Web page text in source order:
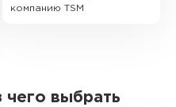
компанию TSM
чего выбрать